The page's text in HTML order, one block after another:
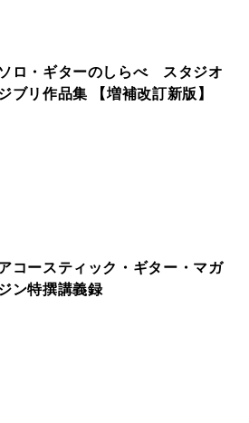
ソロ・ギターのしらべ スタジオ
ブリ作品集 【増補改訂新版】
コースティック・ギター・マガ
ン特撰講義録